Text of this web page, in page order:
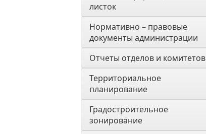
листок
Нормативно – правовые
документы администрации
Отчеты отделов и комитетов
Территориальное
планирование
Градостроительное
зонирование